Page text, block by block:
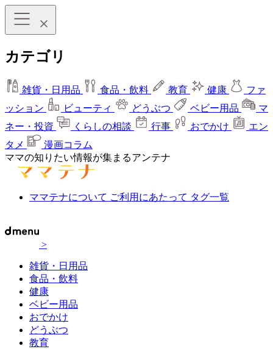
カテゴリ
雑貨・日用品 食品・飲料 教育 健康
ファ
ッション
ビューティ どうぶつ ベビー用品
マ
ネー・投資
くらしの相談 行事 おでかけ
エン
タメ
漫画コラム
ママの知りたい情報が集まるアンテナ
ママテナについて ご利用にあたって タグ一覧
>
雑貨・日用品
食品・飲料
健康
ベビー用品
おでかけ
どうぶつ
教育